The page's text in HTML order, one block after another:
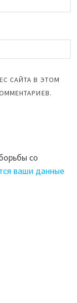
САЙТА В ЭТОМ
со
ваши данные